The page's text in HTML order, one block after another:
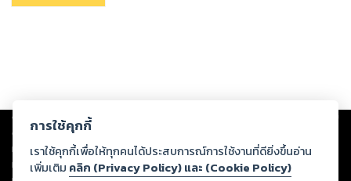
Copyright © 2026
ต่อผลงานหรือเนื้อหาใดที่อัปโหลดผ่านเว็บไซต์และปรากฏว่าละเมิดสิทธิใน
ทรัพย์สินทางปัญญาของบุคคลอื่นหรือขัดต่อกฎหมายและศีลธรรม ดังนั้น ผู้อ่าน
ทุกท่านโปรดใช้วิจารณญาณในการกลั่นกรองด้วยตนเอง และหากท่านพบว่าส่วน
การใช้คุกกี้
เราใช้คุกกี้เพื่อให้ทุกคนได้ประสบการณ์การใช้งานที่ดียิ่งขึ้นอ่าน
เพิ่มเติม คลิก (Privacy Policy) และ (Cookie Policy)